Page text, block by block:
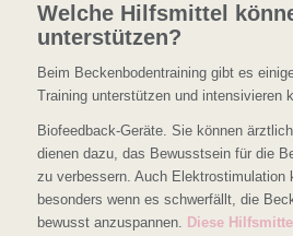
Welche Hilfsmittel
unterstützen?
Beim Beckenbodentraining gibt es
Training unterstützen und intensivieren
Biofeedback-Geräte. Sie können
dienen dazu, das Bewusstsein für die
zu verbessern. Auch Elektrostimulation
besonders wenn es schwerfällt, die
bewusst anzuspannen. Diese